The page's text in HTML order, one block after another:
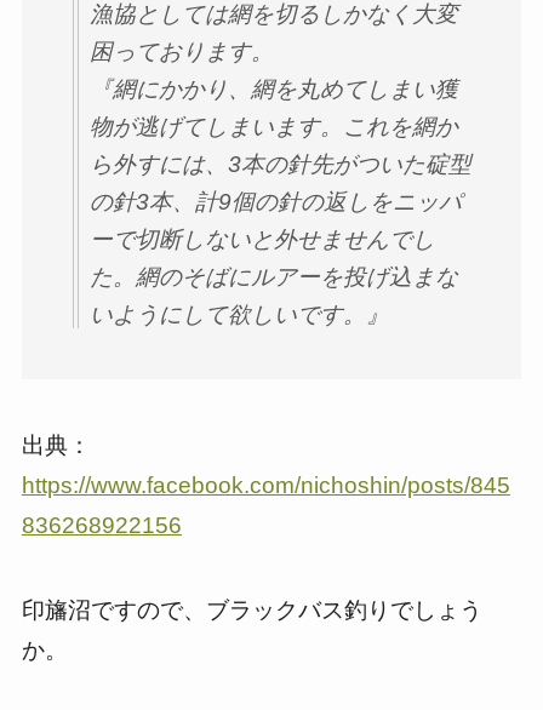
漁協としては網を切るしかなく大変
困っております。
『網にかかり、網を丸めてしまい獲
物が逃げてしまいます。これを網か
ら外すには、3本の針先がついた碇型
の針3本、計9個の針の返しをニッパ
ーで切断しないと外せませんでし
た。網のそばにルアーを投げ込まな
いようにして欲しいです。』
出典：
https://www.facebook.com/nichoshin/posts/845
836268922156
印旛沼ですので、ブラックバス釣りでしょう
か。